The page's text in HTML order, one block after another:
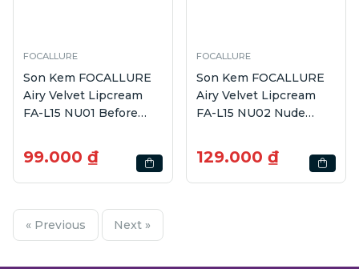
FOCALLURE
Son Kem FOCALLURE
Airy Velvet Lipcream
FA-L15 NU01 Before
99.000 ₫
FOCALLURE
Son Kem FOCALLURE
Airy Velvet Lipcream
FA-L15 NU02 Nude
129.000 ₫
« Previous Next »